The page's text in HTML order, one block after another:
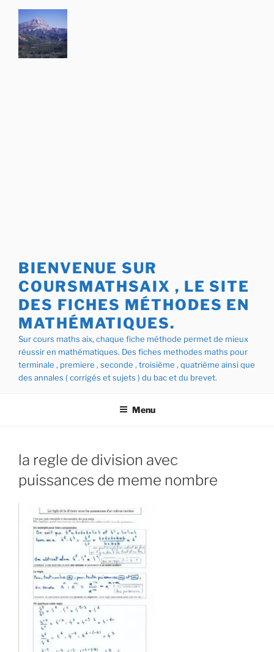
Aller
contenu
principal
BIENVENUE SUR
COURSMATHSAIX , LE SITE
DES FICHES MÉTHODES EN
MATHÉMATIQUES.
Sur cours maths aix, chaque fiche méthode permet de mieux
réussir en mathématiques. Des fiches methodes maths pour
terminale , premiere , seconde , troisième , quatrième ainsi que
des annales ( corrigés et sujets ) du bac et du brevet.
Menu
la regle de division avec
puissances de meme nombre